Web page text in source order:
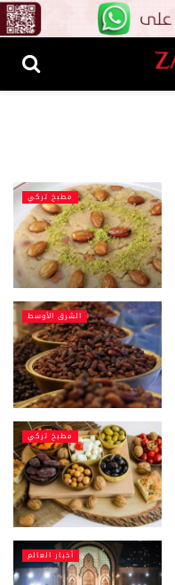
مطبخ تركي
الشرق الأوسط
مطبخ تركي
أخبار العالم